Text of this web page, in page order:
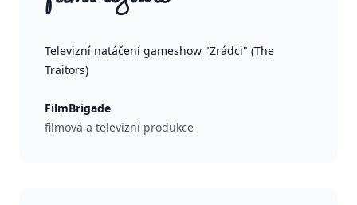
Televizní natáčení gameshow "Zrádci" (The
Traitors)
FilmBrigade
filmová a televizní produkce